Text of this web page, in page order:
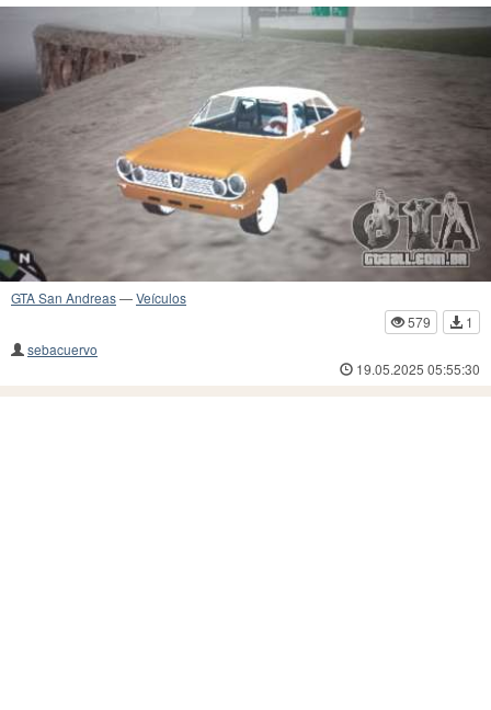
GTA San Andreas—Veículos
579
1
sebacuervo
19.05.2025 05:55:30